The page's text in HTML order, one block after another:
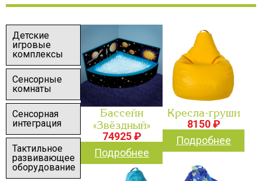
Детские
игровые
комплексы
Сенсорные
комнаты
Сенсорная
интеграция
Тактильное
развивающее
оборудование
Бассейн
«Звёздный»
74925 ₽
Подробнее
Кресла-груши
8150 ₽
Подробнее